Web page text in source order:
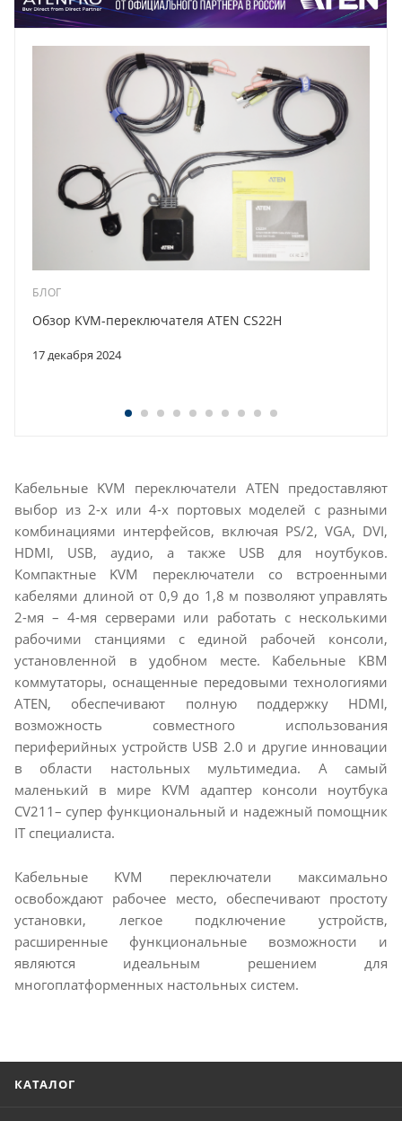
БЛОГ
17 декабря 2024
Обзор KVM-переключателя ATEN CS22H
Кабельные KVM переключатели ATEN предоставляют
выбор из 2-х или 4-х портовых моделей c разными
комбинациями интерфейсов, включая PS/2, VGA, DVI,
HDMI, USB, аудио, а также USB для ноутбуков.
Компактные KVM переключатели со встроенными
кабелями длиной от 0,9 до 1,8 м позволяют управлять
2-мя – 4-мя серверами или работать с несколькими
рабочими станциями с единой рабочей консоли,
установленной в удобном месте. Кабельные КВМ
коммутаторы, оснащенные передовыми технологиями
ATEN, обеспечивают полную поддержку HDMI,
возможность совместного использования
периферийных устройств USB 2.0 и другие инновации
в области настольных мультимедиа. А самый
маленький в мире KVM адаптер консоли ноутбука
CV211– супер функциональный и надежный помощник
IT специалиста.
Кабельные KVM переключатели максимально
освобождают рабочее место, обеспечивают простоту
установки, легкое подключение устройств,
расширенные функциональные возможности и
являются идеальным решением для
многоплатформенных настольных систем.
КАТАЛОГ